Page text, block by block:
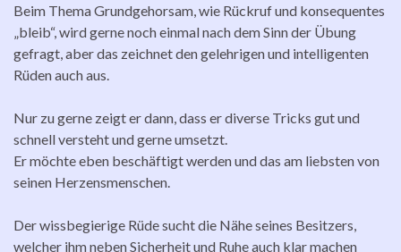
Beim Thema Grundgehorsam, wie Rückruf und konsequentes
„bleib“, wird gerne noch einmal nach dem Sinn der Übung
gefragt, aber das zeichnet den gelehrigen und intelligenten
Rüden auch aus.
Nur zu gerne zeigt er dann, dass er diverse Tricks gut und
schnell versteht und gerne umsetzt.
Er möchte eben beschäftigt werden und das am liebsten von
seinen Herzensmenschen.
Der wissbegierige Rüde sucht die Nähe seines Besitzers,
welcher ihm neben Sicherheit und Ruhe auch klar machen